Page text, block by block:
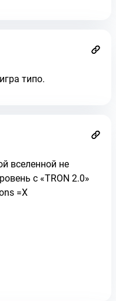
типо.
вселенной не
с «TRON 2.0»
=X